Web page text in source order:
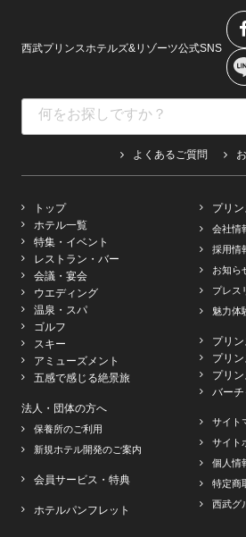
西武プリンスホテルズ&リゾーツ公式SNS
よくあるご質問
トップ
ホテル一覧
特集・イベント
レストラン・バー
会議・宴会
ウエディング
温泉・スパ
ゴルフ
スキー
アミューズメント
五感で感じる絶景旅
法人・団体の方へ
保養所のご利用
新規ホテル開発のご案内
会員サービス・特典
ホテルパンフレット
プリ
会社情
採用情
お知ら
プレス
魅力体
プリ
プリ
プリ
バーチ
サイト
サイト
個人情
特定商
西武グ